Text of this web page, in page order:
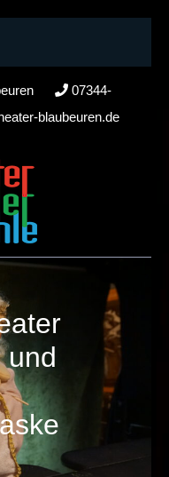
07344-
blaubeuren.de
und